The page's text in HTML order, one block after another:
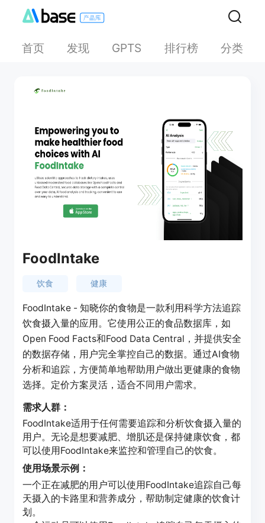
首页 发现 GPTS 排行榜 分类
FoodIntake
饮食 健康
FoodIntake - 知晓你的食物是一款利用科学方法追踪
饮食摄入量的应用。它使用公正的食品数据库，如
Open Food Facts和Food Data Central，并提供安全
的数据存储，用户完全掌控自己的数据。通过AI食物
分析和追踪，方便简单地帮助用户做出更健康的食物
选择。定价方案灵活，适合不同用户需求。
需求人群：
FoodIntake适用于任何需要追踪和分析饮食摄入量的
用户。无论是想要减肥、增肌还是保持健康饮食，都
可以使用FoodIntake来监控和管理自己的饮食。
使用场景示例：
一个正在减肥的用户可以使用FoodIntake追踪自己每
天摄入的卡路里和营养成分，帮助制定健康的饮食计
划。